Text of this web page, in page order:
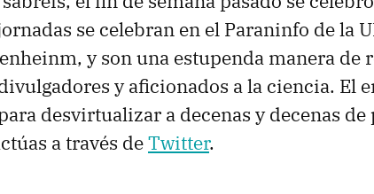
se celebran en el Paraninfo de la
y son una estupenda manera de
y aficionados a la ciencia. El
desvirtualizar a decenas y decenas de
a través deTwitter.